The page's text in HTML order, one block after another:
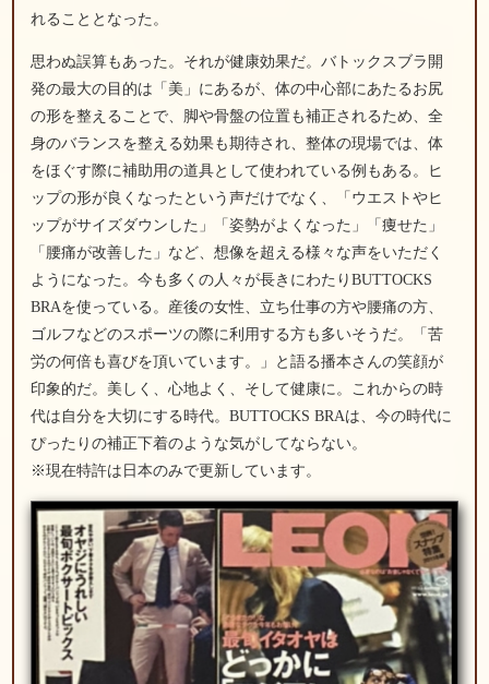
れることとなった。
思わぬ誤算もあった。それが健康効果だ。バトックスブラ開
発の最大の目的は「美」にあるが、体の中心部にあたるお尻
の形を整えることで、脚や骨盤の位置も補正されるため、全
身のバランスを整える効果も期待され、整体の現場では、体
をほぐす際に補助用の道具として使われている例もある。ヒ
ップの形が良くなったという声だけでなく、「ウエストやヒ
ップがサイズダウンした」「姿勢がよくなった」「痩せた」
「腰痛が改善した」など、想像を超える様々な声をいただく
ようになった。今も多くの人々が長きにわたりBUTTOCKS
BRAを使っている。産後の女性、立ち仕事の方や腰痛の方、
ゴルフなどのスポーツの際に利用する方も多いそうだ。「苦
労の何倍も喜びを頂いています。」と語る播本さんの笑顔が
印象的だ。美しく、心地よく、そして健康に。これからの時
代は自分を大切にする時代。BUTTOCKS BRAは、今の時代に
ぴったりの補正下着のような気がしてならない。
※現在特許は日本のみで更新しています。